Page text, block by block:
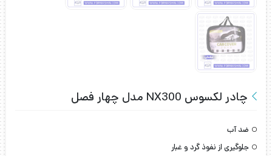
چادر لکسوس NX300 مدل چهار فصل
ضد آب
جلوگیری از نفوذ گرد و غبار